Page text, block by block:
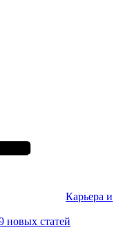
Карьера и
новых статей